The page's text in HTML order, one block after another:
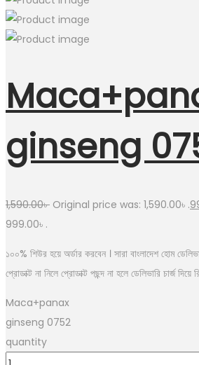
ginseng
1,590.00৳ Original price was: 1,590.00৳ .
999.00৳ .
১০০% শিউর হয়ে অর্ডার করবেন । সারা বাংলাদেশ হোম
প্রোডাক্ট না নিলে প্রোডাক্ট পছন্দ না হলে ডেলিভারি চার্জ দিয়ে
Maca+panax
ginseng 0752
quantity